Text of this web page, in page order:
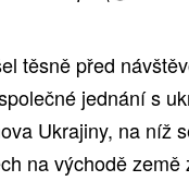
těsně před
jednání s
Ukrajiny, na níž
na východě